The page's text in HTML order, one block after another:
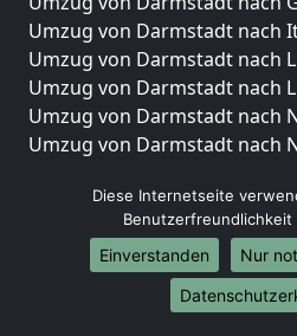
Umzug von Darmstadt nach
Umzug von Darmstadt nach
Umzug von Darmstadt nach
Umzug von Darmstadt nach
Umzug von Darmstadt nach
Umzüge-
Umzug von Darmstadt nach
Umzug von Darmstadt nach
Umzug von Darmstadt nach
Umzug von Darmstadt nach
Diese Internetseite
Benutzerfreundlichkeit
Einverstanden
Nur